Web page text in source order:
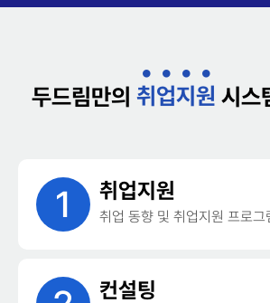
두드림만의 취 업지 원 시스
1 취업지원
취업 동향 및 취업지원 프로그
컨설팅